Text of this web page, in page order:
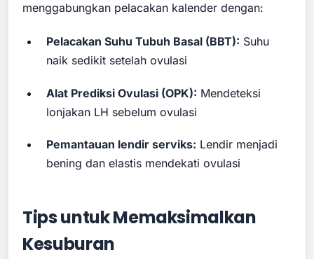
menggabungkan pelacakan kalender dengan:
Pelacakan Suhu Tubuh Basal (BBT): Suhu
naik sedikit setelah ovulasi
Alat Prediksi Ovulasi (OPK): Mendeteksi
lonjakan LH sebelum ovulasi
Pemantauan lendir serviks: Lendir menjadi
bening dan elastis mendekati ovulasi
Tips untuk Memaksimalkan
Kesuburan